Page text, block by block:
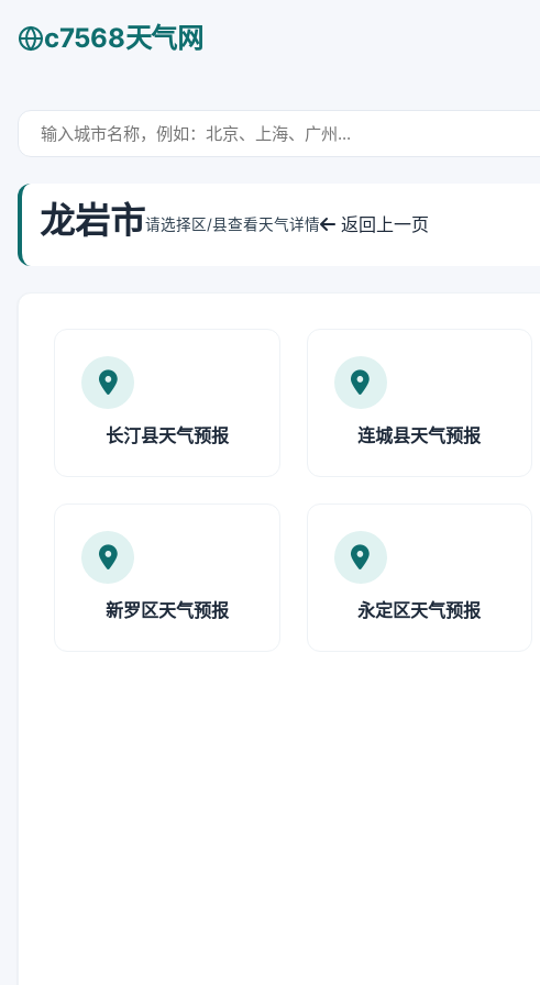
c7568天气网
龙岩市请选择区/县查看天气详情 返回上一页
长汀县天气预报 连城县天气预报
新罗区天气预报 永定区天气预报